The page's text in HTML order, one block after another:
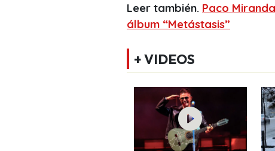
Leer también. Paco
álbum “Metástasis”
+ VIDEOS